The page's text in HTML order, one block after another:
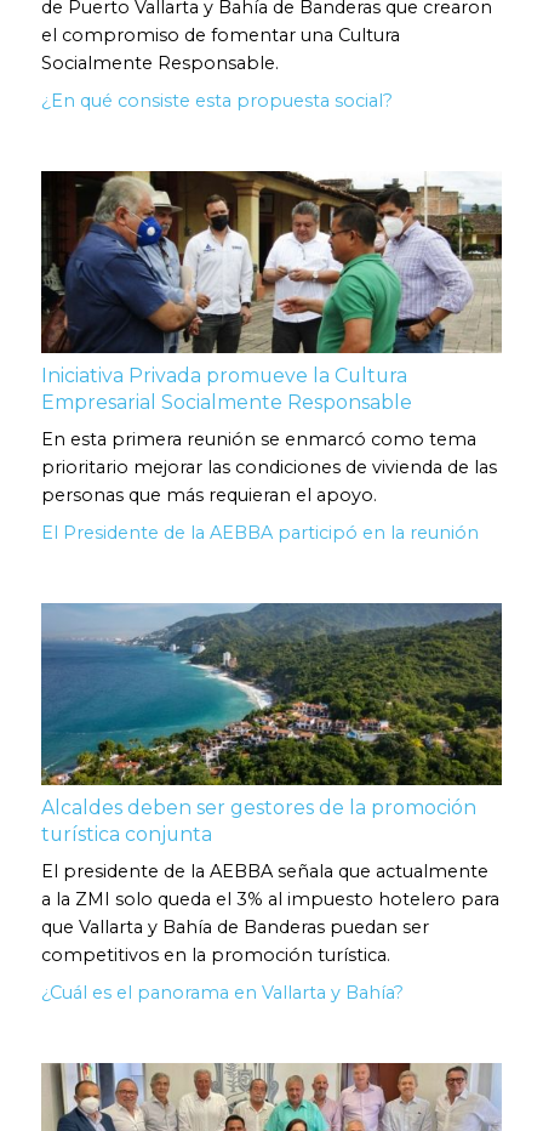
de Puerto Vallarta y Bahía de Banderas que crearon
el compromiso de fomentar una Cultura
Socialmente Responsable.
¿En qué consiste esta propuesta social?
Iniciativa Privada promueve la Cultura
Empresarial Socialmente Responsable
En esta primera reunión se enmarcó como tema
prioritario mejorar las condiciones de vivienda de las
personas que más requieran el apoyo.
El Presidente de la AEBBA participó en la reunión
Alcaldes deben ser gestores de la promoción
turística conjunta
El presidente de la AEBBA señala que actualmente
a la ZMI solo queda el 3% al impuesto hotelero para
que Vallarta y Bahía de Banderas puedan ser
competitivos en la promoción turística.
¿Cuál es el panorama en Vallarta y Bahía?